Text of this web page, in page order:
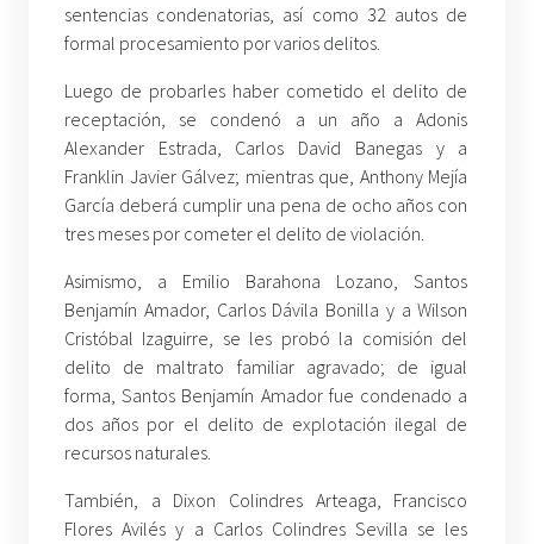
sentencias condenatorias, así como 32 autos de
formal procesamiento por varios delitos.
Luego de probarles haber cometido el delito de
receptación, se condenó a un año a Adonis
Alexander Estrada, Carlos David Banegas y a
Franklin Javier Gálvez; mientras que, Anthony Mejía
García deberá cumplir una pena de ocho años con
tres meses por cometer el delito de violación.
Asimismo, a Emilio Barahona Lozano, Santos
Benjamín Amador, Carlos Dávila Bonilla y a Wilson
Cristóbal Izaguirre, se les probó la comisión del
delito de maltrato familiar agravado; de igual
forma, Santos Benjamín Amador fue condenado a
dos años por el delito de explotación ilegal de
recursos naturales.
También, a Dixon Colindres Arteaga, Francisco
Flores Avilés y a Carlos Colindres Sevilla se les